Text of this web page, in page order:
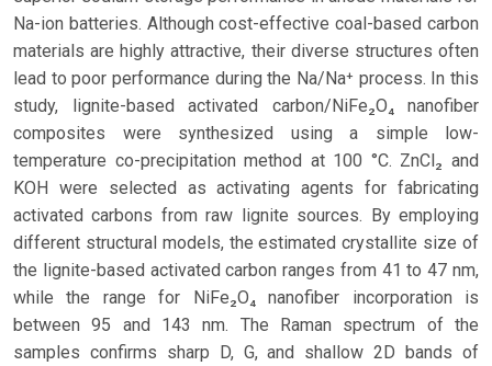
Na-ion batteries. Although cost-effective coal-based carbon
materials are highly attractive, their diverse structures often
lead to poor performance during the Na/Na⁺ process. In this
study, lignite-based activated carbon/NiFe₂O₄ nanofiber
composites were synthesized using a simple low-
temperature co-precipitation method at 100 °C. ZnCl₂ and
KOH were selected as activating agents for fabricating
activated carbons from raw lignite sources. By employing
different structural models, the estimated crystallite size of
the lignite-based activated carbon ranges from 41 to 47 nm,
while the range for NiFe₂O₄ nanofiber incorporation is
between 95 and 143 nm. The Raman spectrum of the
samples confirms sharp D, G, and shallow 2D bands of